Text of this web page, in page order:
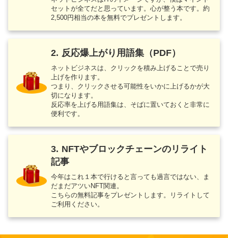
セットが全てだと思っています。心が整う本です。約
2,500円相当の本を無料でプレゼントします。
2. 反応爆上がり用語集（PDF）
ネットビジネスは、クリックを積み上げることで売り
上げを作ります。
つまり、クリックさせる可能性をいかに上げるかが大
切になります。
反応率を上げる用語集は、そばに置いておくと非常に
便利です。
3. NFTやブロックチェーンのリライト
記事
今年はこれ１本で行けると言っても過言ではない、ま
だまだアツいNFT関連。
こちらの無料記事をプレゼントします。リライトして
ご利用ください。